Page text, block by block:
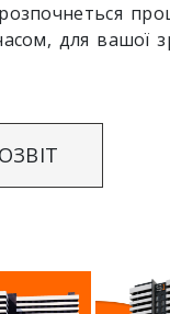
для вашої